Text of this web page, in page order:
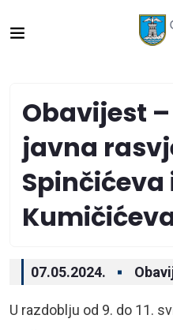
Obavijest
javna
Spinčićeva
07.05.2024.
U razdoblju od 9. do 11.